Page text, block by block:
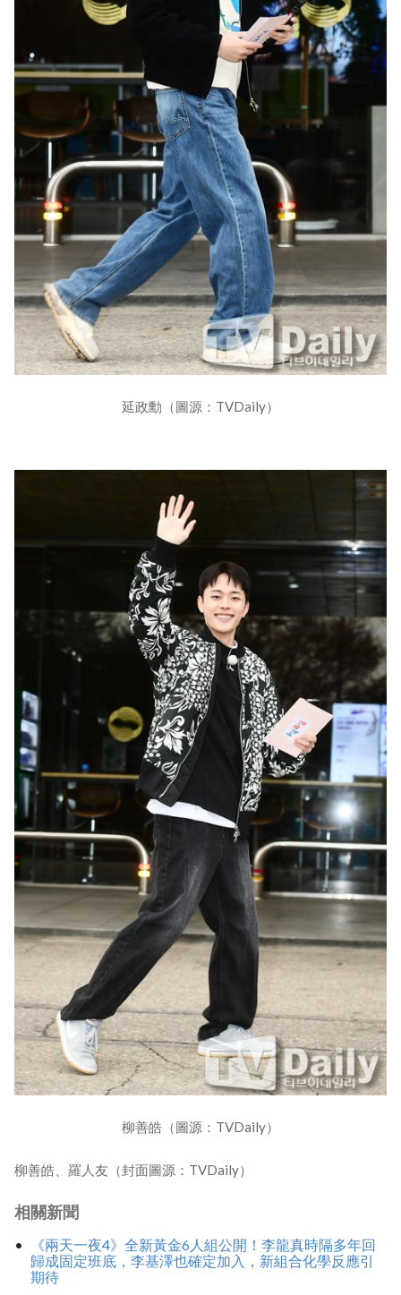
延政勳（圖源：TVDaily）
柳善皓（圖源：TVDaily）
柳善皓、羅人友（封面圖源：TVDaily）
相關新聞
《兩天一夜4》全新黃金6人組公開！李龍真時隔多年回
歸成固定班底，李基澤也確定加入，新組合化學反應引
期待